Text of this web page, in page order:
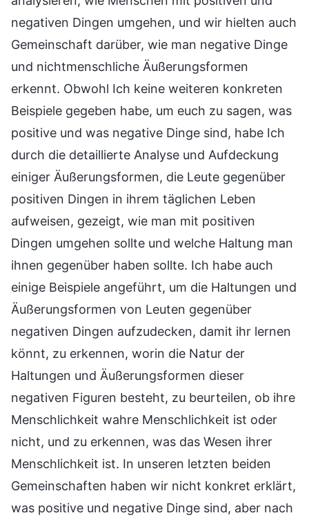
negativen Dingen umgehen, und wir hielten auch
Gemeinschaft darüber, wie man negative Dinge
und nichtmenschliche Äußerungsformen
erkennt. Obwohl Ich keine weiteren konkreten
Beispiele gegeben habe, um euch zu sagen, was
positive und was negative Dinge sind, habe Ich
durch die detaillierte Analyse und Aufdeckung
einiger Äußerungsformen, die Leute gegenüber
positiven Dingen in ihrem täglichen Leben
aufweisen, gezeigt, wie man mit positiven
Dingen umgehen sollte und welche Haltung man
ihnen gegenüber haben sollte. Ich habe auch
einige Beispiele angeführt, um die Haltungen und
Äußerungsformen von Leuten gegenüber
negativen Dingen aufzudecken, damit ihr lernen
könnt, zu erkennen, worin die Natur der
Haltungen und Äußerungsformen dieser
negativen Figuren besteht, zu beurteilen, ob ihre
Menschlichkeit wahre Menschlichkeit ist oder
nicht, und zu erkennen, was das Wesen ihrer
Menschlichkeit ist. In unseren letzten beiden
Gemeinschaften haben wir nicht konkret erklärt,
was positive und negative Dinge sind, aber nach